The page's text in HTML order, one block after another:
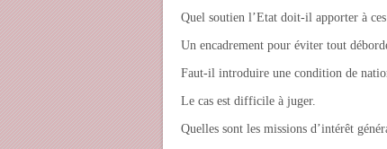
Quel soutien l’Etat doit-il apporter à
Un encadrement pour éviter tout
Faut-il introduire une condition de
Le cas est difficile à juger.
Quelles sont les missions d’intérêt